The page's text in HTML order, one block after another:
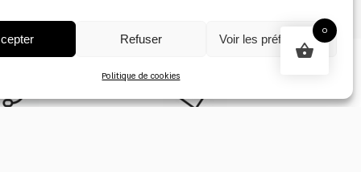
Refuser Voir les préférences
Politique de cookies
0